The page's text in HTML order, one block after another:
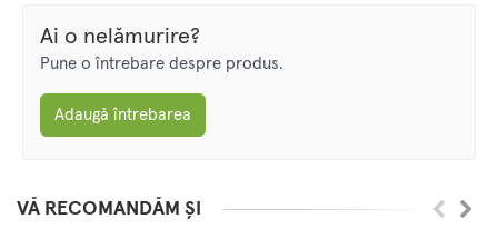
Ai o nelămurire?
Pune o întrebare despre produs.
Adaugă întrebarea
VĂ RECOMANDĂM ȘI